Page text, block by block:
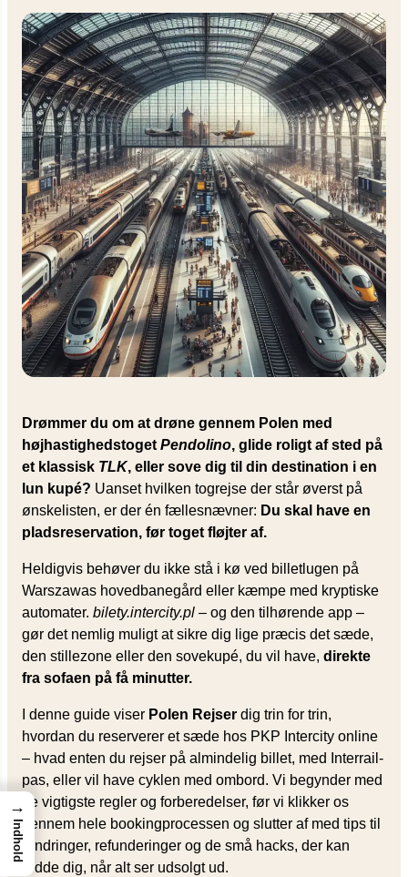
Drømmer du om at drøne gennem Polen med
højhastighedstogetPendolino, glide roligt af sted på
et klassisk TLK, eller sove dig til din destination i en
lun kupé? Uanset hvilken togrejse der står øverst på
ønskelisten, er der én fællesnævner: Du skal have en
pladsreservation, før toget fløjter af.
Heldigvis behøver du ikke stå i kø ved billetlugen på
Warszawas hovedbanegård eller kæmpe med kryptiske
automater. bilety.intercity.pl – og den tilhørende app –
gør det nemlig muligt at sikre dig lige præcis det sæde,
den stillezone eller den sovekupé, du vil have, direkte
fra sofaen på få minutter.
I denne guide viser Polen Rejser dig trin for trin,
hvordan du reserverer et sæde hos PKP Intercity online
– hvad enten du rejser på almindelig billet, med Interrail-
pas, eller vil have cyklen med ombord. Vi begynder med
de vigtigste regler og forberedelser, før vi klikker os
gennem hele bookingprocessen og slutter af med tips til
ændringer, refunderinger og de små hacks, der kan
redde dig, når alt ser udsolgt ud.
→
Indhold